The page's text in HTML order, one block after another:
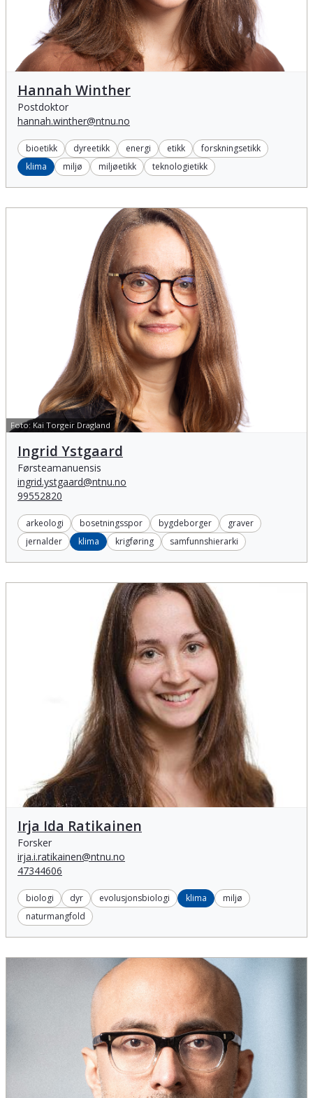
Hannah Winther
Postdoktor
hannah.winther@ntnu.no
bioetikk dyreetikk energi etikk
forskningsetikk
klima
miljø miljøetikk teknologietikk
Foto: Kai Torgeir Dragland
Ingrid Ystgaard
Førsteamanuensis
ingrid.ystgaard@ntnu.no
99552820
arkeologi bosetningsspor bygdeborger
graver
jernalder
klima krigføring samfunnshierarki
Irja Ida Ratikainen
Forsker
irja.i.ratikainen@ntnu.no
47344606
biologi dyr evolusjonsbiologi klima
miljø
naturmangfold